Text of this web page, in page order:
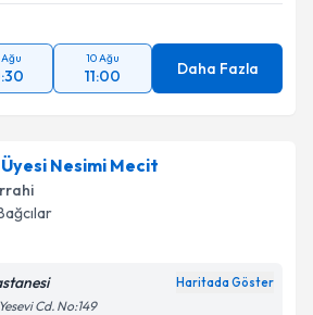
işlenmesine ilişkin
ve kişisel verilerimin belirtilen
işlenmesini kabul ediyorum.
Ağu 10 Ağu
11:00 Daha Fazla
Nesimi Mecit
Haritada Göster
Cd. No:149